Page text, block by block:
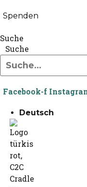
Spenden
Suche
Suche
Facebook-f
Deutsch